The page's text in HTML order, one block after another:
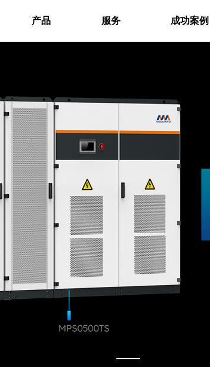
产品 服务 成功案例